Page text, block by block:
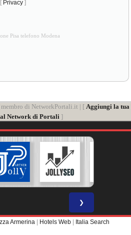
[ Privacy ]
Pisa telefono Modena
membro di NetworkPortali.it | [ Aggiungi la tua
Network di Portali ]
❯
Armerina | Hotels Web | Italia Search